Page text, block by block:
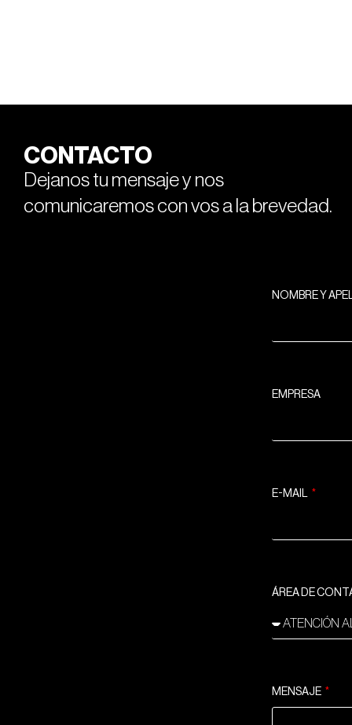
CONTACTO
Dejanos tu mensaje y nos
comunicaremos con vos a la brevedad.
NOMBRE Y
EMPRESA
E-MAIL
ÁREA DE
MENSAJE